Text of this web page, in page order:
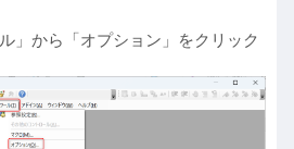
」から「オプション」をクリック